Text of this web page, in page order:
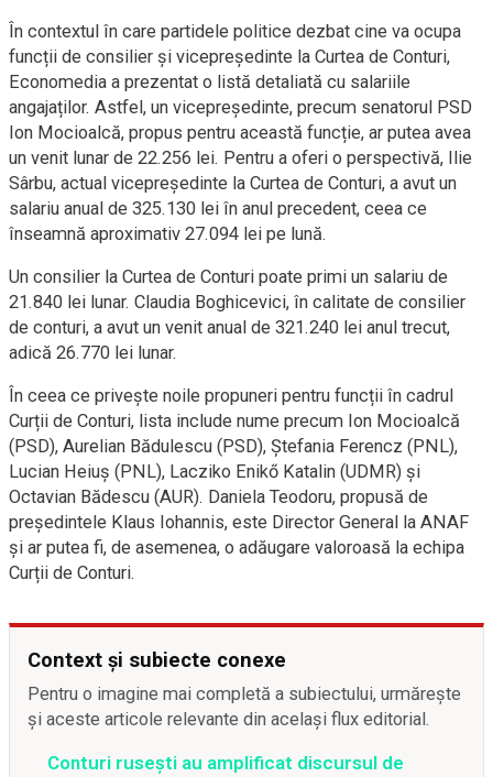
În contextul în care partidele politice dezbat cine va ocupa
funcții de consilier și vicepreședinte la Curtea de Conturi,
Economedia a prezentat o listă detaliată cu salariile
angajaților. Astfel, un vicepreședinte, precum senatorul PSD
Ion Mocioalcă, propus pentru această funcție, ar putea avea
un venit lunar de 22.256 lei. Pentru a oferi o perspectivă, Ilie
Sârbu, actual vicepreședinte la Curtea de Conturi, a avut un
salariu anual de 325.130 lei în anul precedent, ceea ce
înseamnă aproximativ 27.094 lei pe lună.
Un consilier la Curtea de Conturi poate primi un salariu de
21.840 lei lunar. Claudia Boghicevici, în calitate de consilier
de conturi, a avut un venit anual de 321.240 lei anul trecut,
adică 26.770 lei lunar.
În ceea ce privește noile propuneri pentru funcții în cadrul
Curții de Conturi, lista include nume precum Ion Mocioalcă
(PSD), Aurelian Bădulescu (PSD), Ștefania Ferencz (PNL),
Lucian Heiuș (PNL), Lacziko Enikő Katalin (UDMR) și
Octavian Bădescu (AUR). Daniela Teodoru, propusă de
președintele Klaus Iohannis, este Director General la ANAF
și ar putea fi, de asemenea, o adăugare valoroasă la echipa
Curții de Conturi.
Context și subiecte conexe
Pentru o imagine mai completă a subiectului, urmărește
și aceste articole relevante din același flux editorial.
Conturi rusești au amplificat discursul de